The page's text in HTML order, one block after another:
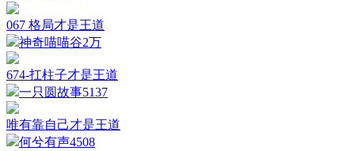
067 格局才是王道
神奇喵喵谷2万
674-扛柱子才是王道
一只圆故事5137
唯有靠自己才是王道
何兮有声4508